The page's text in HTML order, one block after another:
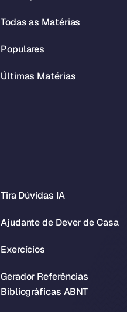
Todas as Matérias
Populares
Últimas Matérias
Tira Dúvidas IA
Ajudante de Dever de Casa
Exercícios
Gerador Referências
Bibliográficas ABNT